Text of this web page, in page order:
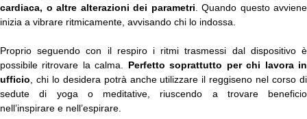
cardiaca, o altre alterazioni dei parametri . Quando questo avviene
inizia a vibrare ritmicamente, avvisando chi lo indossa.
Proprio seguendo con il respiro i ritmi trasmessi dal dispositivo è
possibile ritrovare la calma. Perfetto soprattutto per chi lavora in
ufficio , chi lo desidera potrà anche utilizzare il reggiseno nel corso di
sedute di yoga o meditative, riuscendo a trovare beneficio
nell’inspirare e nell’espirare.